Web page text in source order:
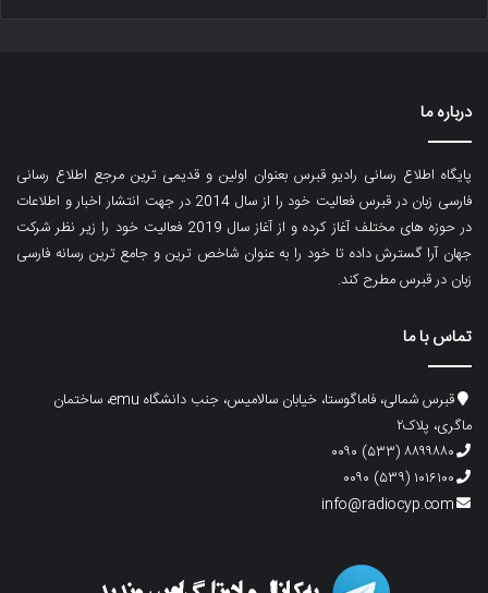
درباره ما
پایگاه اطلاع رسانی رادیو قبرس بعنوان اولین و قدیمی ترین مرجع اطلاع رسانی
فارسی زبان در قبرس فعالیت خود را از سال 2014 در جهت انتشار اخبار و اطلاعات
در حوزه های مختلف آغاز کرده و از آغاز سال 2019 فعالیت خود را زیر نظر شرکت
جهان آرا گسترش داده تا خود را به عنوان شاخص ترین و جامع ترین رسانه فارسی
زبان در قبرس مطرح کند.
تماس با ما
قبرس شمالی، فاماگوستا، خیابان سالامیس، جنب دانشگاه emu، ساختمان
ماگری، پلاک۲
۸۸۹۹۸۸۰ (۵۳۳) ۰۰۹۰
۱۰۱۶۱۰۰ (۵۳۹) ۰۰۹۰
info@radiocyp.com